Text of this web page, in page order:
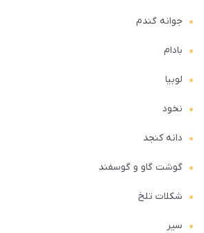
جوانه گندم
بادام
لوبیا
نخود
دانه کنجد
گوشت گاو و گوسفند
شکلات تلخ
سیر